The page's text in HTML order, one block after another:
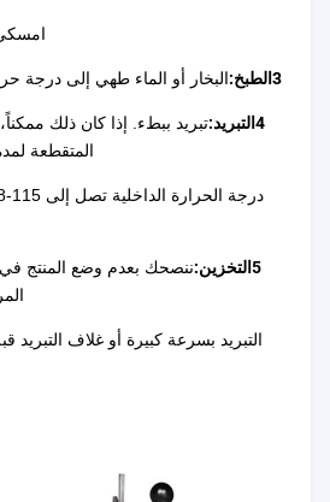
3الطبخ: البخار أو الماء طهي إلى درجة
4التبريد:
تبريد ببطء. إذا كان ذلك
المتقطعة لمدة 2 دقيقة و 3 دقائق
5التخزين:
ننصحك بعدم وضع المنتج في
التبريد بسرعة كبيرة أو غلاف التبريد